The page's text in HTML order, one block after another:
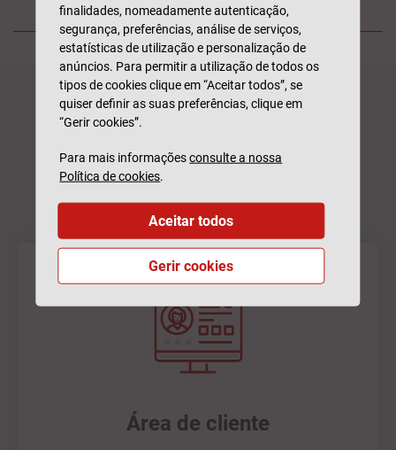
Saiba como reforçar a sua proteção aqui.
Porquê a Generali
Tranquilidade?
Área de cliente
finalidades, nomeadamente autenticação,
segurança, preferências, análise de serviços,
estatísticas de utilização e personalização de
anúncios. Para permitir a utilização de todos os
tipos de cookies clique em “Aceitar todos”, se
quiser definir as suas preferências, clique em
“Gerir cookies”.
Para mais informaçõesconsulte a nossa
Política de cookies.
Gerir cookies
Aceitar todos